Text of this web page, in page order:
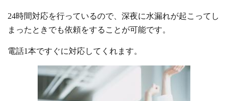
24時間対応を行っているので、深夜に水漏れが起こってし
まったときでも依頼をすることが可能です。
電話1本ですぐに対応してくれます。